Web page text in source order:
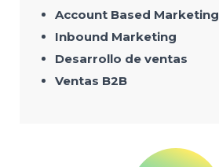
Account Based Marketing
Inbound Marketing
Desarrollo de ventas
Ventas B2B